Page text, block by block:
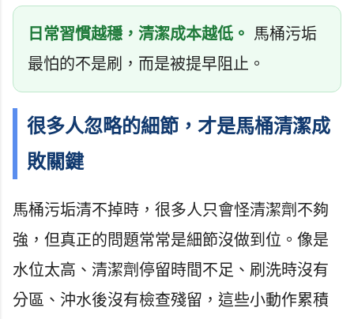
日常習慣越穩，清潔成本越低。
馬桶污垢
最怕的不是刷，而是被提早阻止。
很多人忽略的細節，才是馬桶清潔成
敗關鍵
馬桶污垢清不掉時，很多人只會怪清潔劑不夠
強，但真正的問題常常是細節沒做到位。像是
水位太高、清潔劑停留時間不足、刷洗時沒有
分區、沖水後沒有檢查殘留，這些小動作累積